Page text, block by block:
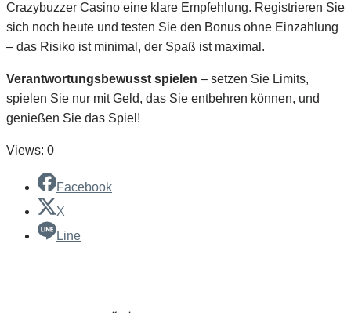
Crazybuzzer Casino eine klare Empfehlung. Registrieren Sie
sich noch heute und testen Sie den Bonus ohne Einzahlung
– das Risiko ist minimal, der Spaß ist maximal.
Verantwortungsbewusst spielen – setzen Sie Limits,
spielen Sie nur mit Geld, das Sie entbehren können, und
genießen Sie das Spiel!
Views: 0
Facebook
X
Line